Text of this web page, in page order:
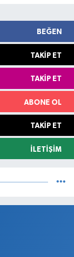
BEĞEN
TAKIP ET
TAKIP ET
ABONE OL
TAKIP ET
İLETIŞIM